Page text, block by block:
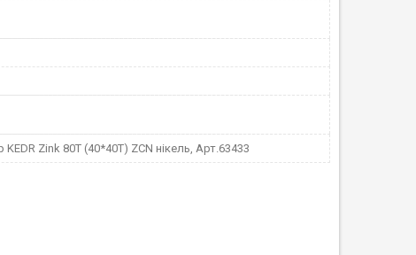
KEDR Zink 80T (40*40T) ZCN нікель, Арт.63433